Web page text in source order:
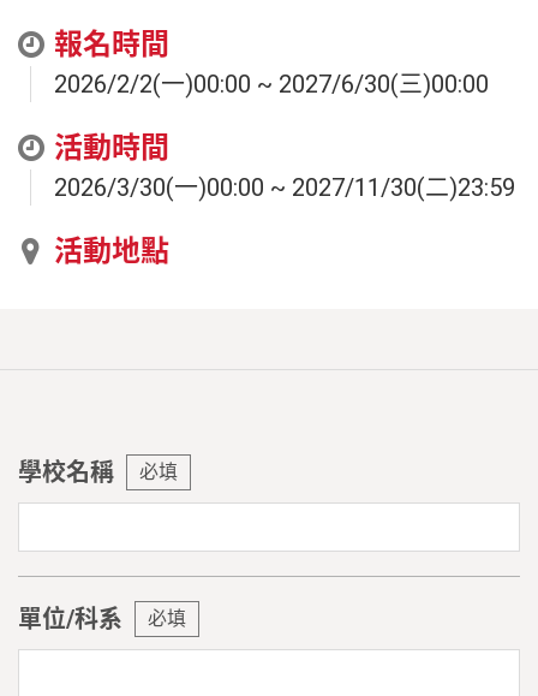
報名時間
2026/2/2(一)00:00 ~ 2027/6/30(三)00:00
活動時間
2026/3/30(一)00:00 ~ 2027/11/30(二)23:59
活動地點
學校名稱 必填
單位/科系 必填